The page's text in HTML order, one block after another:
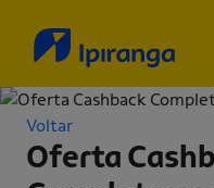
Voltar
Oferta